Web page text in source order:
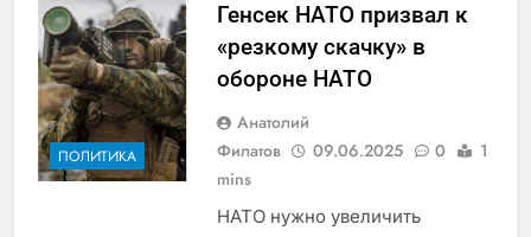
ПОЛИТИКА
Генсек НАТО призвал к
«резкому скачку» в
обороне НАТО
Анатолий
Филатов
09.06.2025 0
1
mins
НАТО нужно увеличить